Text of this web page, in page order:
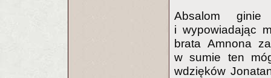
Absalom
i wypowiadając
brata Amnona
w sumie ten
wdzięków